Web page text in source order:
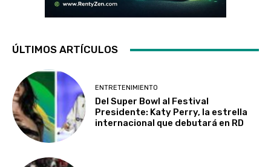
ÚLTIMOS ARTÍCULOS
ENTRETENIMIENTO
Del Super Bowl al Festival
Presidente: Katy Perry, la estrella
internacional que debutará en RD